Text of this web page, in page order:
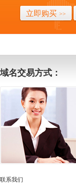
立即购买 >>
域名交易方式：
联系我们